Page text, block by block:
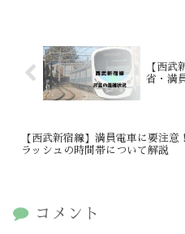
【西武
省・満
【西武新宿線】満員電車に要注意
ラッシュの時間帯について解説
コメント